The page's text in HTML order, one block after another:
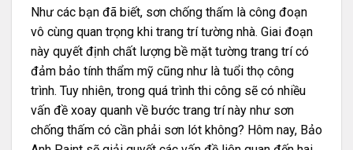
Như các bạn đã biết, sơn chống thấm là công đoạn
vô cùng quan trọng khi trang trí tường nhà. Giai đoạn
này quyết định chất lượng bề mặt tường trang trí có
đảm bảo tính thẩm mỹ cũng như là tuổi thọ công
trình. Tuy nhiên, trong quá trình thi công sẽ có nhiều
vấn đề xoay quanh về bước trang trí này như sơn
chống thấm có cần phải sơn lót không? Hôm nay, Bảo